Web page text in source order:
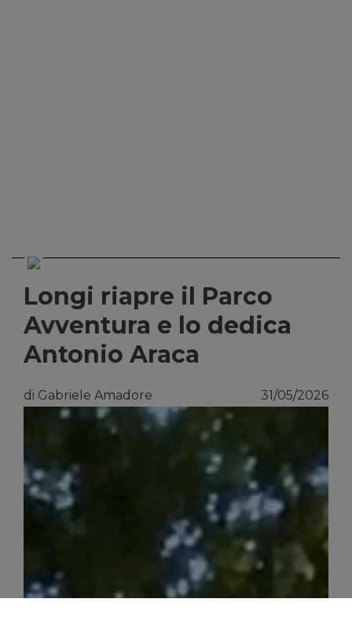
Longi riapre il Parco
Avventura e lo dedica
Antonio Araca
di Gabriele Amadore 31/05/2026